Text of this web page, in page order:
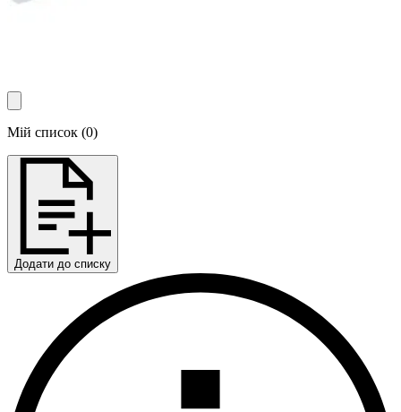
Мій список (0)
Додати до списку